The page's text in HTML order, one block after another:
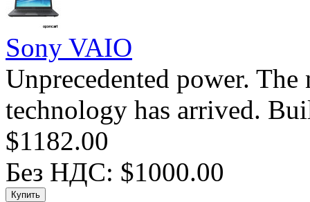
Sony VAIO
Unprecedented power.
technology has arrived.
$1182.00
Без НДС: $1000.00